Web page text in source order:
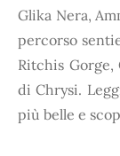
Glika Nera,
percorso
Ritchis Gorge,
di Chrysi.
più belle e